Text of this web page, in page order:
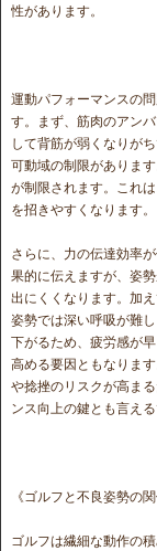
性があります。
運動パフォーマンスの
す。まず、筋肉のアン
して背筋が弱くなりが
可動域の制限がありま
が制限されます。これ
を招きやすくなります。
さらに、力の伝達効率
果的に伝えますが、姿
出にくくなります。加
姿勢では深い呼吸が難
下がるため、疲労感が
高める要因ともなりま
や捻挫のリスクが高ま
ンス向上の鍵とも言える
《ゴルフと不良姿勢の関
ゴルフは繊細な動作の